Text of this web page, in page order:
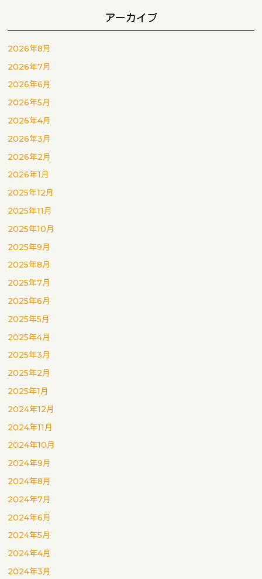
アーカイブ
2026年8月
2026年7月
2026年6月
2026年5月
2026年4月
2026年3月
2026年2月
2026年1月
2025年12月
2025年11月
2025年10月
2025年9月
2025年8月
2025年7月
2025年6月
2025年5月
2025年4月
2025年3月
2025年2月
2025年1月
2024年12月
2024年11月
2024年10月
2024年9月
2024年8月
2024年7月
2024年6月
2024年5月
2024年4月
2024年3月